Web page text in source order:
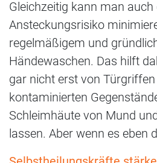
Gleichzeitig kann man auch
Ansteckungsrisiko
regelmäßigem und
Händewaschen. Das hilft
gar nicht erst von
kontaminierten
Schleimhäute von Mund
lassen. Aber wenn es eben